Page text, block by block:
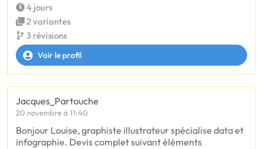
4 jours
2 variantes
3 révisions
Voir le profil
Jacques_Partouche
20 novembre à 11:40
Bonjour Louise, graphiste illustrateur spécialise data et
infographie. Devis complet suivant éléments